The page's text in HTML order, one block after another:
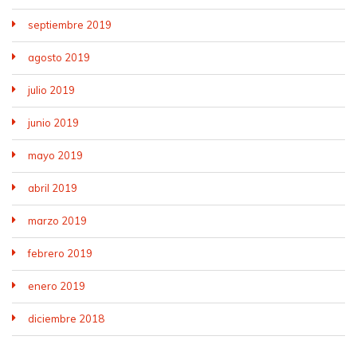
septiembre 2019
agosto 2019
julio 2019
junio 2019
mayo 2019
abril 2019
marzo 2019
febrero 2019
enero 2019
diciembre 2018